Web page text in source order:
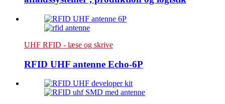
UHF RFID - læse og skrive
RFID UHF antenne Echo-6P